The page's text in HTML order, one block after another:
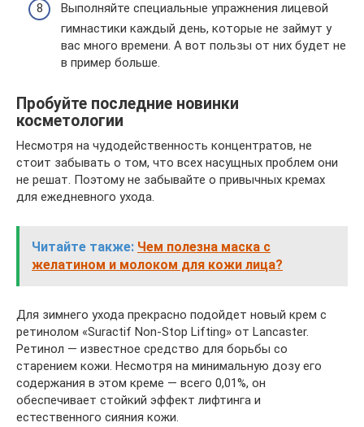
Выполняйте специальные упражнения лицевой
гимнастики каждый день, которые не займут у
вас много времени. А вот пользы от них будет не
в пример больше.
Пробуйте последние новинки
косметологии
Несмотря на чудодейственность концентратов, не
стоит забывать о том, что всех насущных проблем они
не решат. Поэтому не забывайте о привычных кремах
для ежедневного ухода.
Читайте также: Чем полезна маска с
желатином и молоком для кожи лица?
Для зимнего ухода прекрасно подойдет новый крем с
ретинолом «Suractif Non-Stop Lifting» от Lancaster.
Ретинол — известное средство для борьбы со
старением кожи. Несмотря на минимальную дозу его
содержания в этом креме — всего 0,01%, он
обеспечивает стойкий эффект лифтинга и
естественного сияния кожи.